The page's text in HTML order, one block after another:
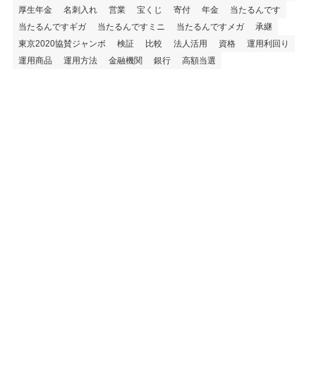
厚生年金
名刺入れ 営業 宝くじ 寄付 年金
当たるんです
当たるんですギガ
当たるんですミニ 当たるんですメガ
承継
東京2020協賛ジャンボ
検証 比較 法人活用 資格
運用利回り
運用商品
運用方法 金融機関 銀行 高額当選